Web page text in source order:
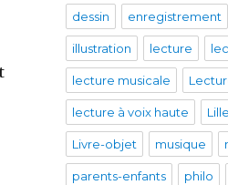
dessin enregistrement
illustration lecture
lecture musicale
lecture à voix haute
Livre-objet musique
parents-enfants philo